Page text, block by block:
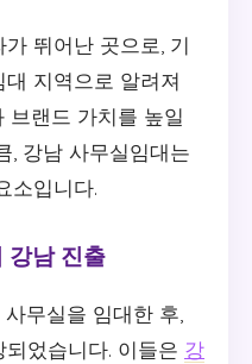
뛰어난 곳으로, 기
지역으로 알려져
브랜드 가치를 높일
, 강남 사무실임대는
소입니다.
강남 진출
무실을 임대한 후,
었습니다. 이들은 강